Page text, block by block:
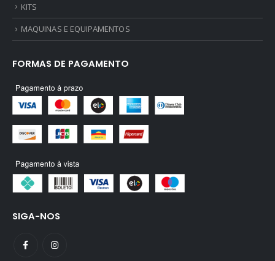
KITS
MAQUINAS E EQUIPAMENTOS
FORMAS DE PAGAMENTO
SIGA-NOS